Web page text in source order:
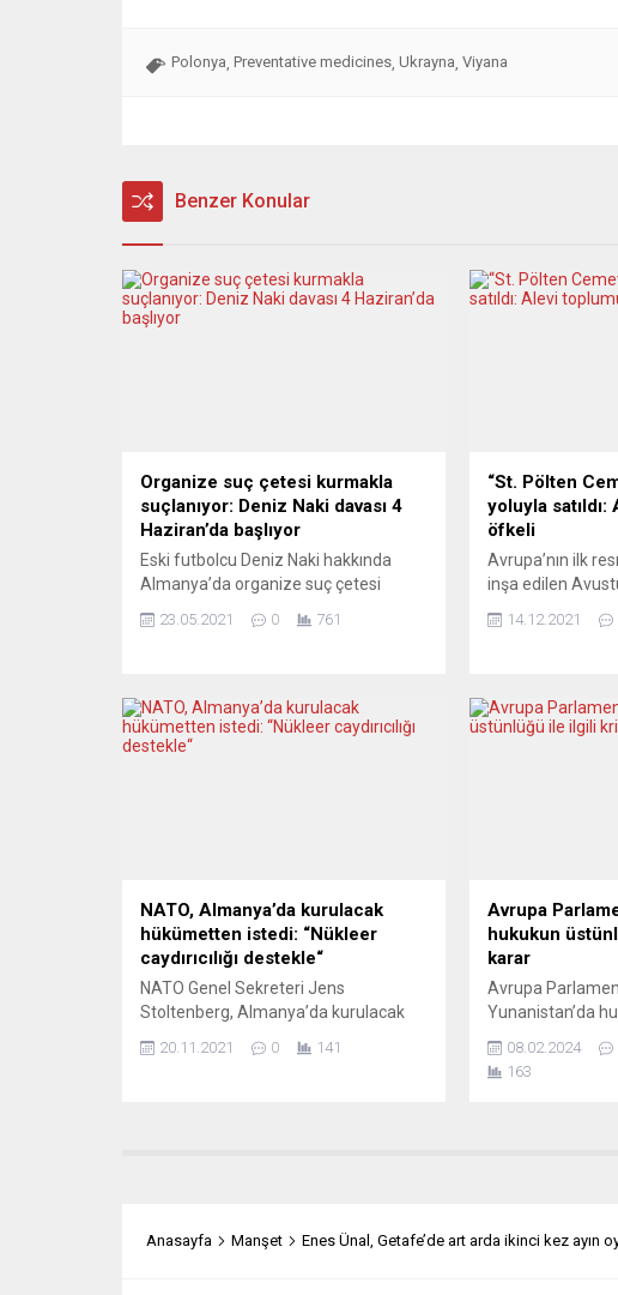
Polonya Preventative medicines Ukrayna Viyana
Benzer Konular
Organize suç çetesi kurmakla
suçlanıyor: Deniz Naki davası 4
Haziran’da başlıyor
Eski futbolcu Deniz Naki hakkında
Almanya’da organize suç çetesi
kabul edildi. Davanın 4 Haziran’da
Takımı, Türkiye’de de Amedspor’un
formalarını giyen eski futbolcu Deniz
Naki hakkında kazanç sağlamak
23.05.2021 0 761
“St. Pölten
yoluyla
öfkeli
Avrupa’nın ilk
inşa edilen
Türkçe haber
borçları
tarihinde açık
14.12.2021
NATO, Almanya’da kurulacak
hükümetten istedi: “Nükleer
caydırıcılığı destekle“
NATO Genel Sekreteri Jens
Stoltenberg, Almanya’da kurulacak
hükümetinden İttifak’ın nükleer
başkalarında olduğu sürece NATO’da
20.11.2021 0 141
Avrupa
hukukun
karar
Avrupa
Yunanistan’da
olduğunu
(AB)
tehditlere ilişkin
08.02.2024
163
Anasayfa Manşet Enes Ünal, Getafe’de art arda ikinci kez ayın